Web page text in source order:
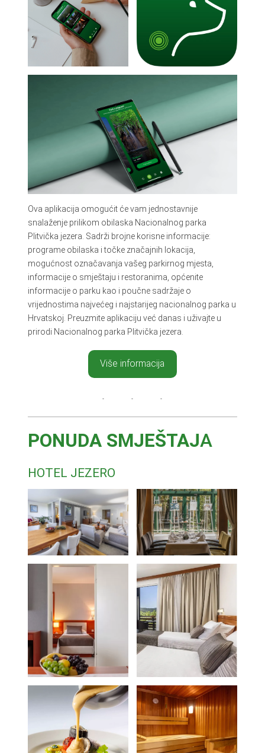
Ova aplikacija omogućit će vam jednostavnije
snalaženje prilikom obilaska Nacionalnog parka
Plitvička jezera. Sadrži brojne korisne informacije:
programe obilaska i točke značajnih lokacija,
mogućnost označavanja vašeg parkirnog mjesta,
informacije o smještaju i restoranima, općenite
informacije o parku kao i poučne sadržaje o
vrijednostima najvećeg i najstarijeg nacionalnog parka u
Hrvatskoj. Preuzmite aplikaciju već danas i uživajte u
prirodi Nacionalnog parka Plitvička jezera.
Više informacija
PONUDA SMJEŠTAJA
HOTEL JEZERO